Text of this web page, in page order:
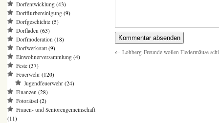
← Lohberg-Freunde wollen Fledermäuse
Dorfentwicklung (43)
Dorfflurbereinigung (9)
Dorfgeschichte (5)
Dorfladen (63)
Dorfmoderation (18)
Dorfwerkstatt (9)
Einwohnerversammlung (4)
Feste (37)
Feuerwehr (120)
Jugendfeuerwehr (24)
Finanzen (28)
Fotorätsel (2)
Frauen- und Seniorengemeinschaft
(11)